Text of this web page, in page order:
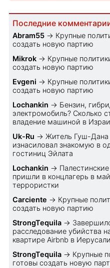
Последние
Abram55 → Крупные
создать новую партию
Mikrok → Крупные
создать новую партию
Evgeni → Крупные
создать новую партию
Lochankin → Бензин,
электромобиль? Cколько
владение машиной в
Uk-Ru → Житель Гуш-Дана
изнасиловал знакомую в
гостиниц Эйлата
Lochankin →
пришли в концлагерь в
террористки
Carciente → Крупные
создать новую партию
StrongTequila →
расследование убийства
квартире Airbnb в
StrongTequila → Крупные
готовы создать новую